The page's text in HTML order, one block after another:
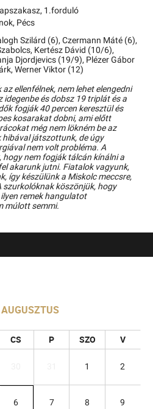
1.forduló
Pécs
Szilárd (6), Czermann Máté (6),
Kertész Dávid (10/6),
Djordjevics (19/9), Plézer Gábor
Werner Viktor (12)
ellenfélnek, nem lehet elengedni
idegenbe és dobsz 19 triplát és a
fogják 40 percen keresztül és
kosarakat dobni, ami előtt
még nem lökném be az
hibával játszottunk, de úgy
nem volt probléma. A
nem fogják tálcán kínálni a
akarunk jutni. Fiatalok vagyunk,
így készülünk a Miskolc meccsre,
szurkolóknak köszönjük, hogy
remek hangulatot
múlott semmi.
CS P SZO V
1 2
6 7 8 9